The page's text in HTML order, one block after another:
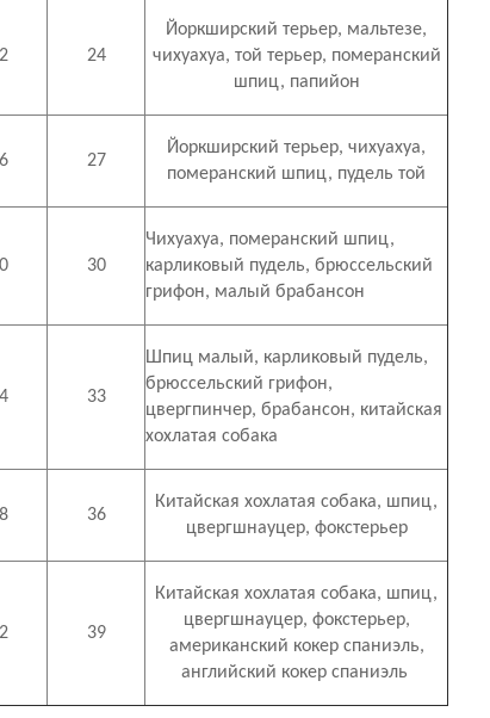
24
Йоркширский терьер, мальтезе,
чихуахуа, той терьер, померанский
шпиц, папийон
27
Йоркширский терьер, чихуахуа,
померанский шпиц, пудель той
30
Чихуахуа, померанский шпиц,
карликовый пудель, брюссельский
грифон, малый брабансон
33
Шпиц малый, карликовый пудель,
брюссельский грифон,
цвергпинчер, брабансон, китайская
хохлатая собака
36
Китайская хохлатая собака, шпиц,
цвергшнауцер, фокстерьер
39
Китайская хохлатая собака, шпиц,
цвергшнауцер, фокстерьер,
американский кокер спаниэль,
английский кокер спаниэль